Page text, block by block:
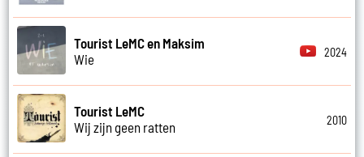
Tourist LeMC en Maksim
Wie
2024
Tourist LeMC
Wij zijn geen ratten
2010